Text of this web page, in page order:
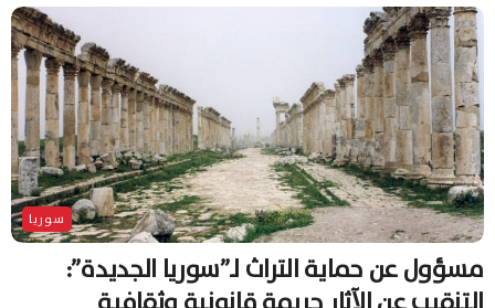
سوريا
مسؤول عن حماية التراث لـ”سوريا الجديدة”: